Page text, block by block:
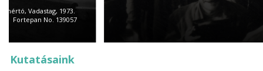
Vadastag, 1973.
Fortepan No. 139057
Kutatásaink